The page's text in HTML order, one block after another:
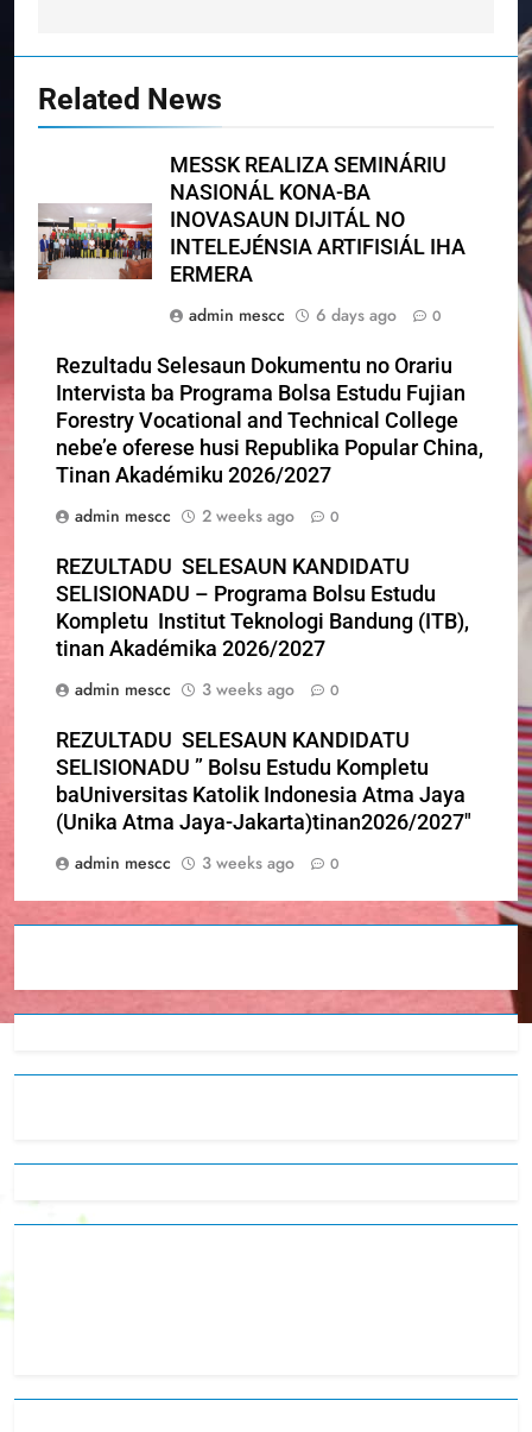
Related News
MESSK REALIZA SEMINÁRIU
NASIONÁL KONA-BA
INOVASAUN DIJITÁL NO
INTELEJÉNSIA ARTIFISIÁL IHA
ERMERA
admin mescc
6 days ago 0
Rezultadu Selesaun Dokumentu no Orariu
Intervista ba Programa Bolsa Estudu Fujian
Forestry Vocational and Technical College
nebe’e oferese husi Republika Popular China,
Tinan Akadémiku 2026/2027
admin mescc
2 weeks ago 0
REZULTADU SELESAUN KANDIDATU
SELISIONADU – Programa Bolsu Estudu
Kompletu Institut Teknologi Bandung (ITB),
tinan Akadémika 2026/2027
admin mescc
3 weeks ago 0
REZULTADU SELESAUN KANDIDATU
SELISIONADU ” Bolsu Estudu Kompletu
baUniversitas Katolik Indonesia Atma Jaya
(Unika Atma Jaya-Jakarta)tinan2026/2027″
admin mescc
3 weeks ago 0